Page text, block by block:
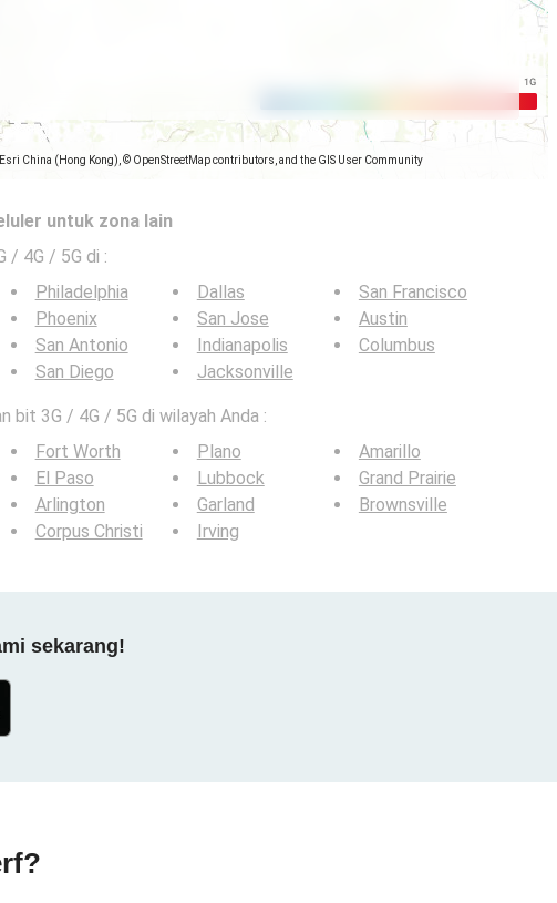
China (Hong Kong), © OpenStreetMap contributors, and the GIS User Community
untuk zona lain
/ 4G / 5G di :
Philadelphia
Phoenix
San Antonio
San Diego
Dallas
San Jose
Indianapolis
Jacksonville
San Francisco
Austin
Columbus
bit 3G / 4G / 5G di wilayah Anda :
Fort Worth
El Paso
Arlington
Corpus Christi
Plano
Lubbock
Garland
Irving
Amarillo
Grand Prairie
Brownsville
sekarang!